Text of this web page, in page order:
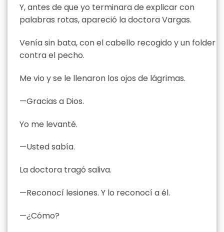
Y, antes de que yo terminara de explicar con
palabras rotas, apareció la doctora Vargas.
Venía sin bata, con el cabello recogido y un folder
contra el pecho.
Me vio y se le llenaron los ojos de lágrimas.
—Gracias a Dios.
Yo me levanté.
—Usted sabía.
La doctora tragó saliva.
—Reconocí lesiones. Y lo reconocí a él.
—¿Cómo?